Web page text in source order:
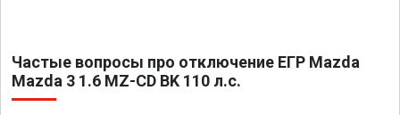
Частые вопросы про отключение ЕГР Mazda
Mazda 3 1.6 MZ-CD BK 110 л.с.